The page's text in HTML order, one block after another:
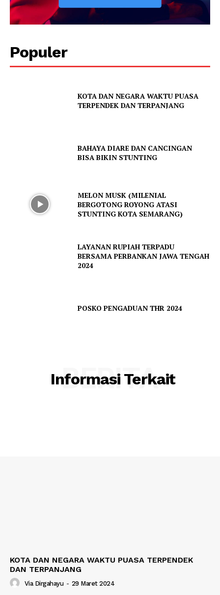
Menu Utama
PPID Kota Semarang
Populer
KOTA DAN NEGARA WAKTU PUASA
TERPENDEK DAN TERPANJANG
BAHAYA DIARE DAN CANCINGAN
BISA BIKIN STUNTING
MELON MUSK (MILENIAL
BERGOTONG ROYONG ATASI
STUNTING KOTA SEMARANG)
LAYANAN RUPIAH TERPADU
BERSAMA PERBANKAN JAWA TENGAH
2024
POSKO PENGADUAN THR 2024
Informasi Terkait
BERITA
KOTA DAN NEGARA WAKTU PUASA TERPENDEK
DAN TERPANJANG
Via Dirgahayu - 29 Maret 2024